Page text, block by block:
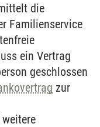
die
Familienservice
ein Vertrag
geschlossen
zur